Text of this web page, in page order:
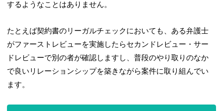
するようなことはありません。
たとえば契約書のリーガルチェックにおいても、ある弁護士
がファーストレビューを実施したらセカンドレビュー・サー
ドレビューで別の者が確認しますし、普段のやり取りのなか
で良いリレーションシップを築きながら案件に取り組んでい
ます。